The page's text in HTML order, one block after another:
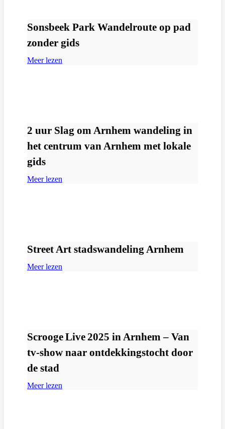
Sonsbeek Park Wandelroute op pad
zonder gids
Meer lezen
2 uur Slag om Arnhem wandeling in
het centrum van Arnhem met lokale
gids
Meer lezen
Street Art stadswandeling Arnhem
Meer lezen
Scrooge Live 2025 in Arnhem – Van
tv‑show naar ontdekkingstocht door
de stad
Meer lezen